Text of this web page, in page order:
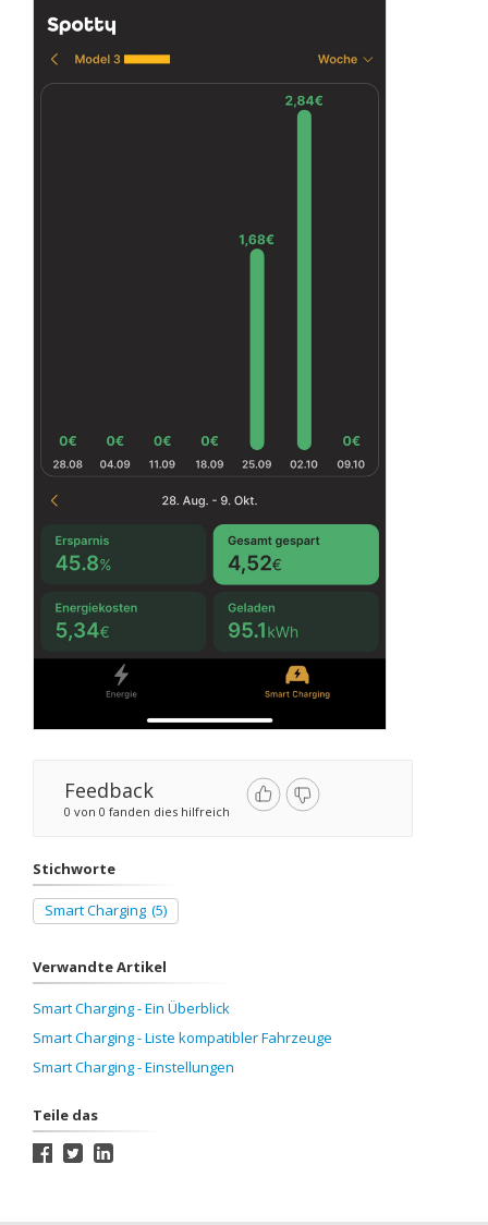
Feedback
0 von 0 fanden dies hilfreich
Stichworte
Smart Charging (5)
Verwandte Artikel
Smart Charging - Ein Überblick
Smart Charging - Liste kompatibler Fahrzeuge
Smart Charging - Einstellungen
Teile das